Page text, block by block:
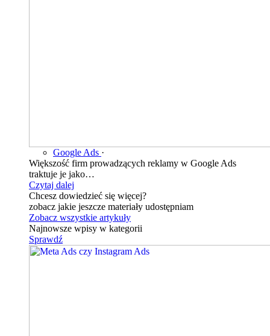
Google Ads ·
Większość firm prowadzących reklamy w Google Ads
traktuje je jako…
Czytaj dalej
Chcesz dowiedzieć się więcej?
zobacz jakie jeszcze materiały udostępniam
Zobacz wszystkie artykuły
Najnowsze wpisy w kategorii
Sprawdź